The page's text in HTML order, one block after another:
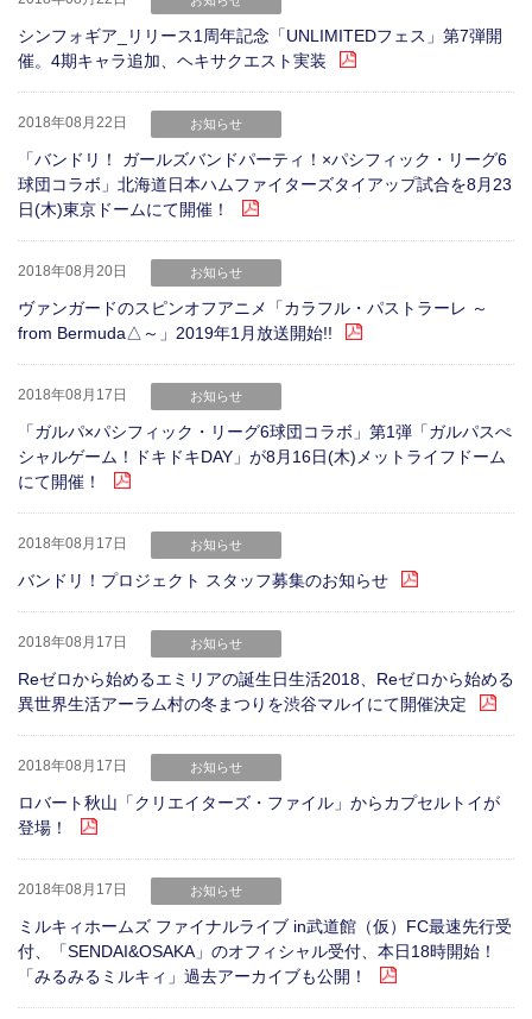
シンフォギア_リリース1周年記念「UNLIMITEDフェス」第7弾開
催。4期キャラ追加、ヘキサクエスト実装
2018年08月22日 お知らせ
「バンドリ！ ガールズバンドパーティ！×パシフィック・リーグ6
球団コラボ」北海道日本ハムファイターズタイアップ試合を8月23
日(木)東京ドームにて開催！
2018年08月20日 お知らせ
ヴァンガードのスピンオフアニメ「カラフル・パストラーレ ～
from Bermuda△～」2019年1月放送開始!!
2018年08月17日 お知らせ
「ガルパ×パシフィック・リーグ6球団コラボ」第1弾「ガルパスぺ
シャルゲーム！ドキドキDAY」が8月16日(木)メットライフドーム
にて開催！
2018年08月17日 お知らせ
バンドリ！プロジェクト スタッフ募集のお知らせ
2018年08月17日 お知らせ
Reゼロから始めるエミリアの誕生日生活2018、Reゼロから始める
異世界生活アーラム村の冬まつりを渋谷マルイにて開催決定
2018年08月17日 お知らせ
ロバート秋山「クリエイターズ・ファイル」からカプセルトイが
登場！
2018年08月17日 お知らせ
ミルキィホームズ ファイナルライブ in武道館（仮）FC最速先行受
付、「SENDAI&OSAKA」のオフィシャル受付、本日18時開始！
「みるみるミルキィ」過去アーカイブも公開！